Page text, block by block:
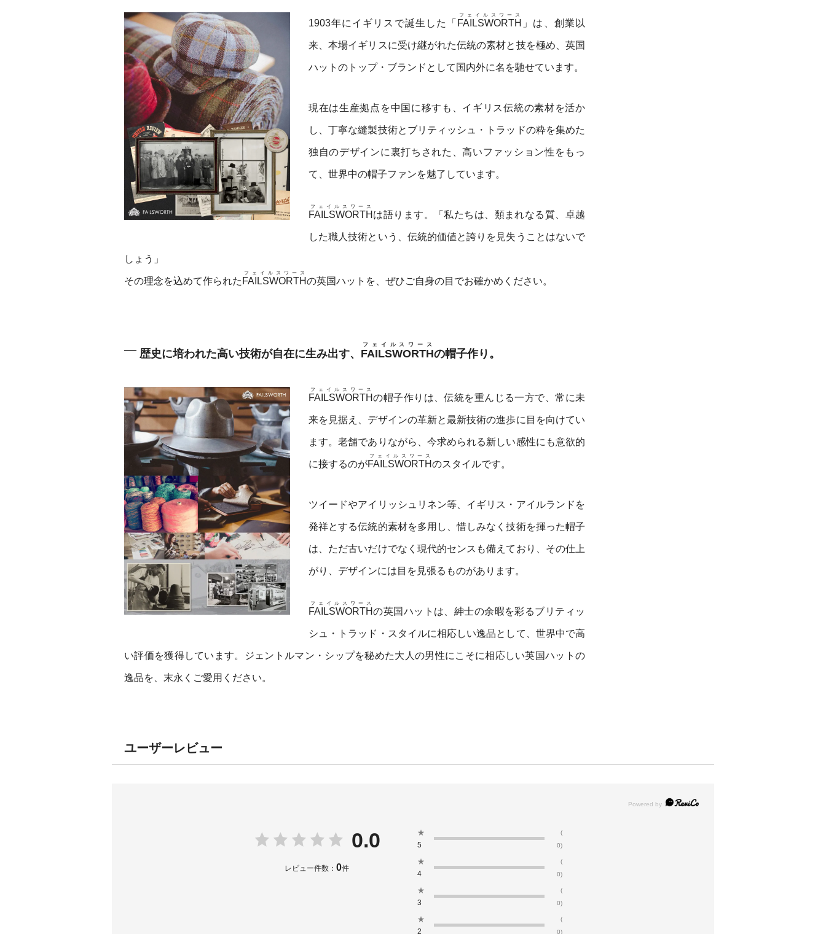
1903年にイギリスで誕生した「 FAILSWORTH
フェイルスワース
」は、創業以
来、本場イギリスに受け継がれた伝統の素材と技を極め、英国
ハットのトップ・ブランドとして国内外に名を馳せています。
現在は生産拠点を中国に移すも、イギリス伝統の素材を活か
し、丁寧な縫製技術とブリティッシュ・トラッドの粋を集めた
独自のデザインに裏打ちされた、高いファッション性をもっ
て、世界中の帽子ファンを魅了しています。
FAILSWORTH
フェイルスワース
は語ります。「私たちは、類まれなる質、卓越
した職人技術という、伝統的価値と誇りを見失うことはないで
しょう」
その理念を込めて作られた FAILSWORTH
フェイルスワース
の英国ハットを、ぜひご自身の目でお確かめください。
歴史に培われた高い技術が自在に生み出す、 FAILSWORTH
フェイルスワース
の帽子作り。
FAILSWORTH
フェイルスワース
の帽子作りは、伝統を重んじる一方で、常に未
来を見据え、デザインの革新と最新技術の進歩に目を向けてい
ます。老舗でありながら、今求められる新しい感性にも意欲的
に接するのがFAILSWORTH
フェイルスワース
のスタイルです。
ツイードやアイリッシュリネン等、イギリス・アイルランドを
発祥とする伝統的素材を多用し、惜しみなく技術を揮った帽子
は、ただ古いだけでなく現代的センスも備えており、その仕上
がり、デザインには目を見張るものがあります。
FAILSWORTH
フェイルスワース
の英国ハットは、紳士の余暇を彩るブリティッ
シュ・トラッド・スタイルに相応しい逸品として、世界中で高
い評価を獲得しています。ジェントルマン・シップを秘めた大人の男性にこそに相応しい英国ハットの
逸品を、末永くご愛用ください。
ユーザーレビュー
0.0
レビュー件数： 0件
★
5
(
0)
★
4
(
0)
★
3
(
0)
★
2
(
0)